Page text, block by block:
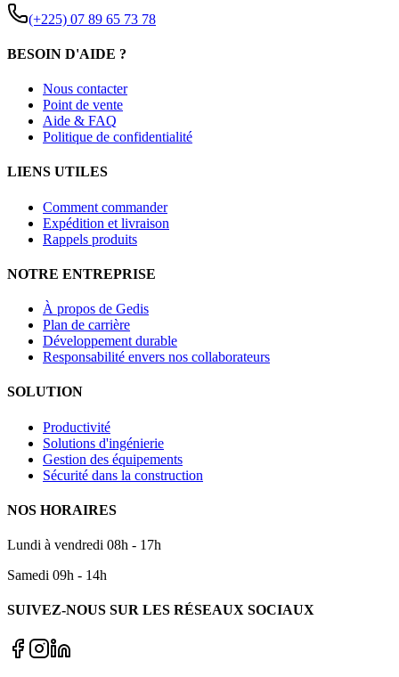
(+225) 07 89 65 73 78
BESOIN D'AIDE ?
Nous contacter
Point de vente
Aide & FAQ
Politique de confidentialité
LIENS UTILES
Comment commander
Expédition et livraison
Rappels produits
NOTRE ENTREPRISE
À propos de Gedis
Plan de carrière
Développement durable
Responsabilité envers nos collaborateurs
SOLUTION
Productivité
Solutions d'ingénierie
Gestion des équipements
Sécurité dans la construction
NOS HORAIRES
Lundi à vendredi 08h - 17h
Samedi 09h - 14h
SUIVEZ-NOUS SUR LES RÉSEAUX SOCIAUX